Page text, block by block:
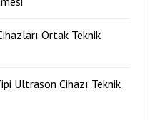
Ortak Teknik
Ultrason Cihazı Teknik